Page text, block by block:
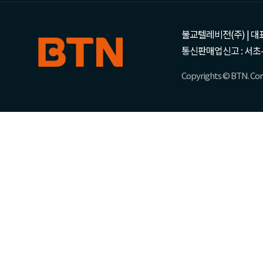
불교텔레비전(주) | 대
통신판매업신고 : 서
Copyrights © BTN.